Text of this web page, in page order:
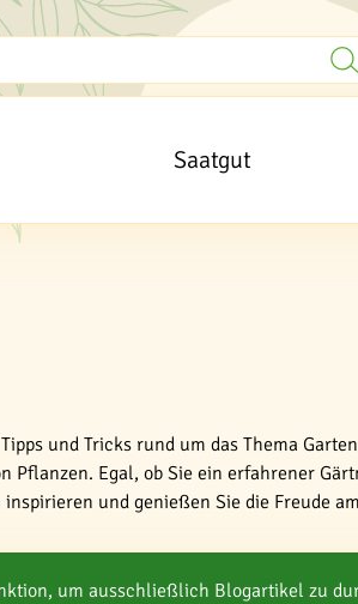
Saatgut
und Tricks rund um das Thema
Egal, ob Sie ein erfahrener
und genießen Sie die Freude
um ausschließlich Blogartikel zu